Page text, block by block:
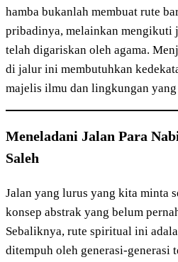
hamba bukanlah membuat rute
pribadinya, melainkan mengikuti
telah digariskan oleh agama.
di jalur ini membutuhkan
majelis ilmu dan lingkungan yang
Meneladani Jalan Para
Saleh
Jalan yang lurus yang kita minta
konsep abstrak yang belum
Sebaliknya, rute spiritual ini
ditempuh oleh generasi-generasi